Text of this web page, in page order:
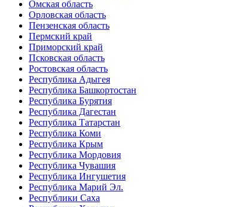
Омская область
Орловская область
Пензенская область
Пермский край
Приморский край
Псковская область
Ростовская область
Республика Адыгея
Республика Башкортостан
Республика Бурятия
Республика Дагестан
Республика Татарстан
Республика Коми
Республика Крым
Республика Мордовия
Республика Чувашия
Республика Ингушетия
Республика Марий Эл.
Республики Саха